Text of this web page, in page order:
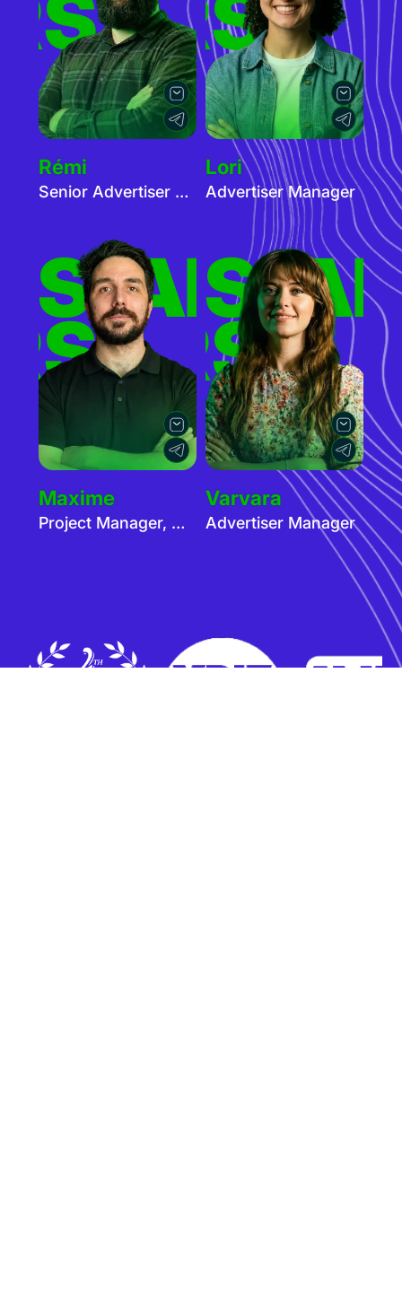
Rémi
Senior Advertiser Manager - Cam
Lori
Advertiser Manager
Maxime
Project Manager, Advertisers
Varvara
Advertiser Manager